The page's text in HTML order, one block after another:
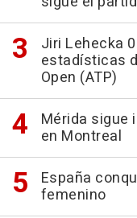
Jiri Lehecka
estadísticas
Open (ATP)
Mérida sigue
en Montreal
España
femenino